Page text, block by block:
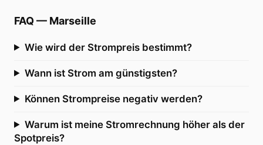
FAQ — Marseille
Wie wird der Strompreis bestimmt?
Wann ist Strom am günstigsten?
Können Strompreise negativ werden?
Warum ist meine Stromrechnung höher als der
Spotpreis?